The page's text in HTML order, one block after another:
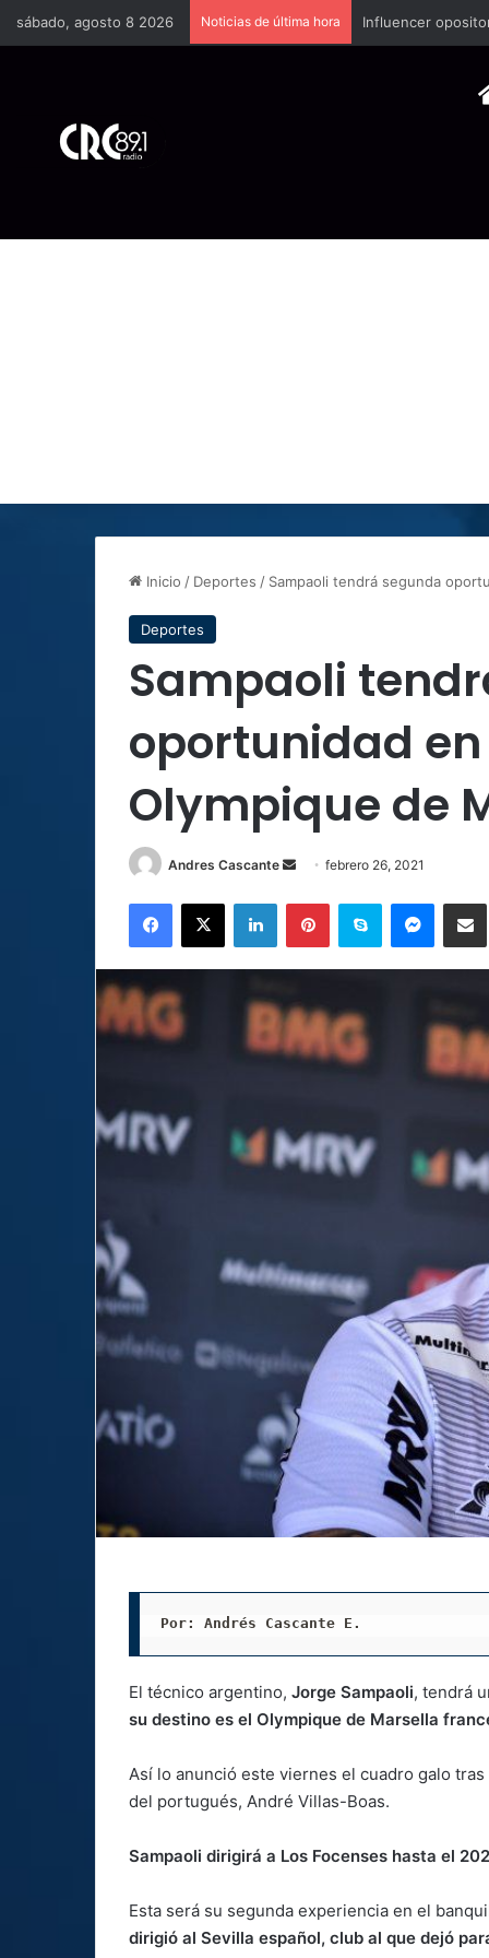
sábado, agosto 8 2026 Noticias de última hora Industria plástica
Inicio / Deportes / Sampaoli tendrá segunda
Deportes
Sampaoli
oportunidad
Olympique de
Andres Cascante
Send
email
febrero 26, 2021
Facebook
X LinkedInPinterestSkype
Por: Andrés Cascante E.
El técnico argentino, Jorge Sampaoli, tendrá
su destino es el Olympique de Marsella
Así lo anunció este viernes el cuadro galo
del portugués, André Villas-Boas.
Sampaoli dirigirá a Los Focenses hasta el
Esta será su segunda experiencia en el
dirigió al Sevilla español, club al que dejó